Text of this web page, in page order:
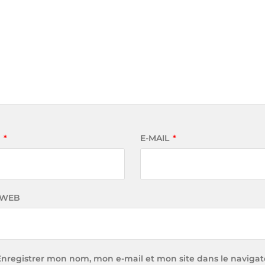
* E-MAIL *
mon nom, mon e-mail et mon site dans le